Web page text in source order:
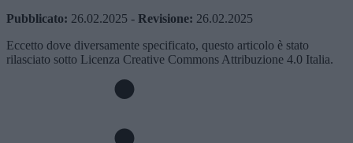
Pubblicato: 26.02.2025 - Revisione: 26.02.2025
Eccetto dove diversamente specificato, questo articolo è stato
rilasciato sotto Licenza Creative Commons Attribuzione 4.0 Italia.